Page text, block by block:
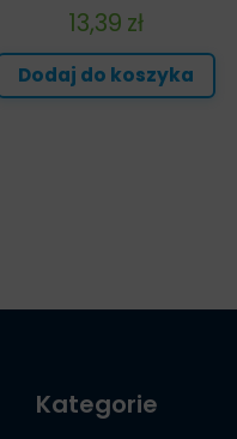
13,39 zł
Dodaj do koszyka
Kategorie